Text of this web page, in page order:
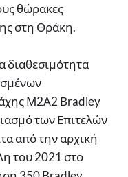
θώρακες
στη Θράκη.
διαθεσιμότητα
Μ2Α2 Βradley
των Επιτελών
από την αρχική
του 2021 στο